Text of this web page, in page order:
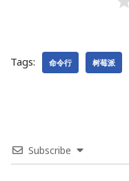
Tags: 命令行 树莓派
Subscribe